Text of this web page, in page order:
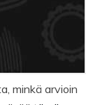
minkä arvioin